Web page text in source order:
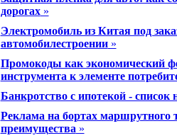
дорогах»
Электромобиль из Китая под
автомобилестроении»
Промокоды как экономический
инструмента к элементе
Банкротство с ипотекой - список
Реклама на бортах маршрутного
преимущества »